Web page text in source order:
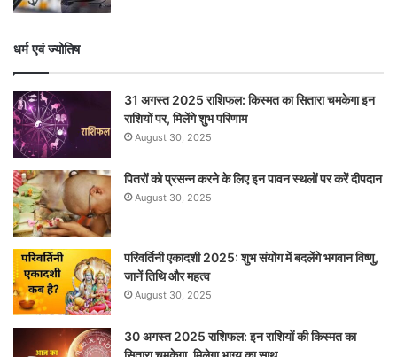
धर्म एवं ज्योतिष
31 अगस्त 2025 राशिफल: किस्मत का सितारा चमकेगा इन
राशियों पर, मिलेंगे शुभ परिणाम
August 30, 2025
पितरों को प्रसन्न करने के लिए इन पावन स्थलों पर करें दीपदान
August 30, 2025
परिवर्तिनी एकादशी 2025: शुभ संयोग में बदलेंगे भगवान विष्णु,
जानें तिथि और महत्व
August 30, 2025
30 अगस्त 2025 राशिफल: इन राशियों की किस्मत का